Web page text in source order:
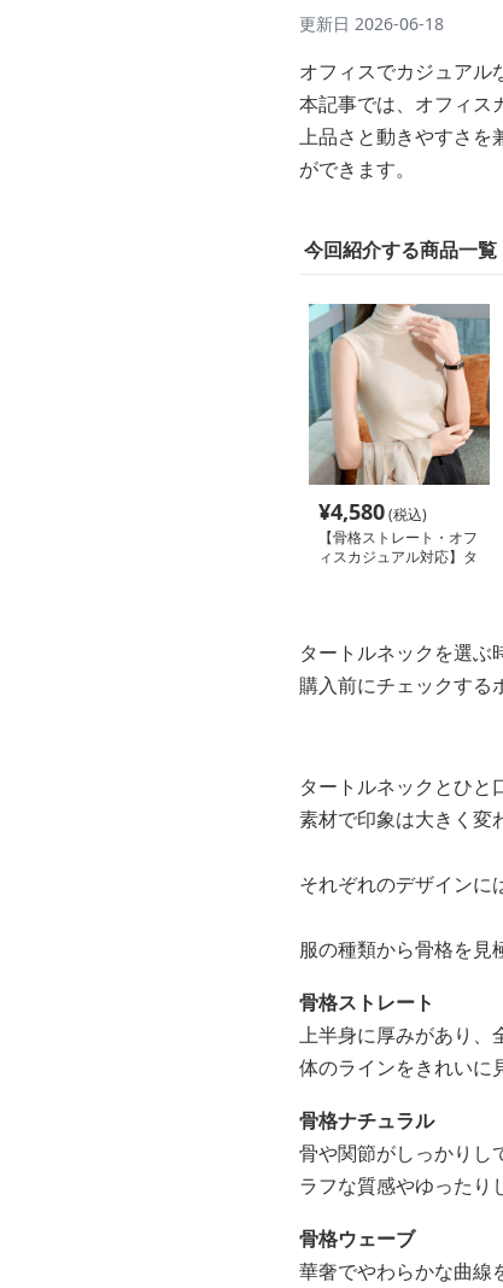
更新日 2026-06-18
オフィスでカジュアル
本記事では、オフィス
上品さと動きやすさを
ができます。
今回紹介する商品一覧
¥4,580(税込)
【骨格ストレート・オフ
ィスカジュアル対応】タ
タートルネックを選ぶ
購入前にチェックする
タートルネックとひと
素材で印象は大きく変
それぞれのデザインに
服の種類から骨格を見
骨格ストレート
上半身に厚みがあり、
体のラインをきれいに
骨格ナチュラル
骨や関節がしっかりし
ラフな質感やゆったり
骨格ウェーブ
華奢でやわらかな曲線